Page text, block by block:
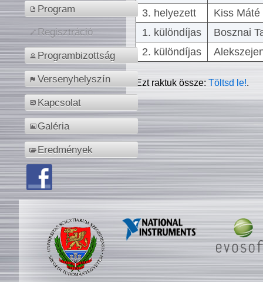
Program
Regisztráció
Programbizottság
Versenyhelyszín
Kapcsolat
Galéria
Eredmények
3. helyezett
Kiss
1. különdíjas
Bosznai
2. különdíjas
Ezt raktuk össze:Töltsd le!.